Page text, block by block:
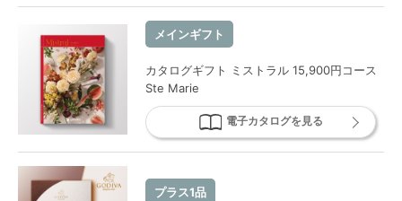
メインギフト
カタログギフト ミストラル 15,900円コース
Ste Marie
電子カタログを見る
プラス1品